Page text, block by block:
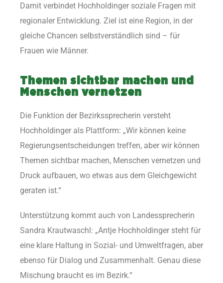
Damit verbindet Hochholdinger soziale Fragen mit
regionaler Entwicklung. Ziel ist eine Region, in der
gleiche Chancen selbstverständlich sind – für
Frauen wie Männer.
Themen sichtbar machen und
Menschen vernetzen
Die Funktion der Bezirkssprecherin versteht
Hochholdinger als Plattform: „Wir können keine
Regierungsentscheidungen treffen, aber wir können
Themen sichtbar machen, Menschen vernetzen und
Druck aufbauen, wo etwas aus dem Gleichgewicht
geraten ist.“
Unterstützung kommt auch von Landessprecherin
Sandra Krautwaschl: „Antje Hochholdinger steht für
eine klare Haltung in Sozial- und Umweltfragen, aber
ebenso für Dialog und Zusammenhalt. Genau diese
Mischung braucht es im Bezirk.“